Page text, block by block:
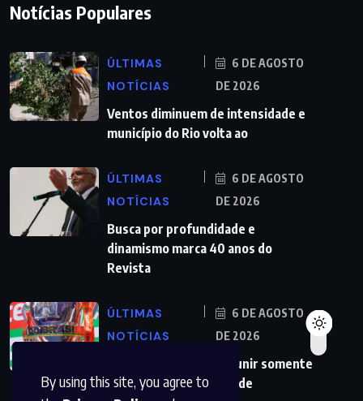
By using this site, you agree to
Notícias Populares
ÚLTIMAS
NOTÍCIAS
6 DE AGOSTO
DE 2026
Ventos diminuem de intensidade e
município do Rio volta ao
ÚLTIMAS
NOTÍCIAS
6 DE AGOSTO
DE 2026
Busca por profundidade e
dinamismo marca 40 anos do
Revista
ÚLTIMAS
NOTÍCIAS
6 DE AGOSTO
DE 2026
Copa do Brasil pode reunir somente
campeões nas quartas de